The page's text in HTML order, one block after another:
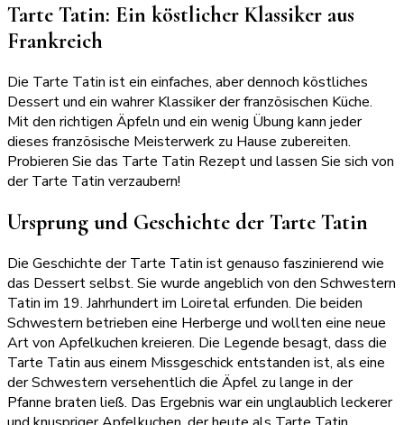
Tarte Tatin: Ein köstlicher Klassiker aus
Frankreich
Die Tarte Tatin ist ein einfaches, aber dennoch köstliches
Dessert und ein wahrer Klassiker der französischen Küche.
Mit den richtigen Äpfeln und ein wenig Übung kann jeder
dieses französische Meisterwerk zu Hause zubereiten.
Probieren Sie das Tarte Tatin Rezept und lassen Sie sich von
der Tarte Tatin verzaubern!
Ursprung und Geschichte der Tarte Tatin
Die Geschichte der Tarte Tatin ist genauso faszinierend wie
das Dessert selbst. Sie wurde angeblich von den Schwestern
Tatin im 19. Jahrhundert im Loiretal erfunden. Die beiden
Schwestern betrieben eine Herberge und wollten eine neue
Art von Apfelkuchen kreieren. Die Legende besagt, dass die
Tarte Tatin aus einem Missgeschick entstanden ist, als eine
der Schwestern versehentlich die Äpfel zu lange in der
Pfanne braten ließ. Das Ergebnis war ein unglaublich leckerer